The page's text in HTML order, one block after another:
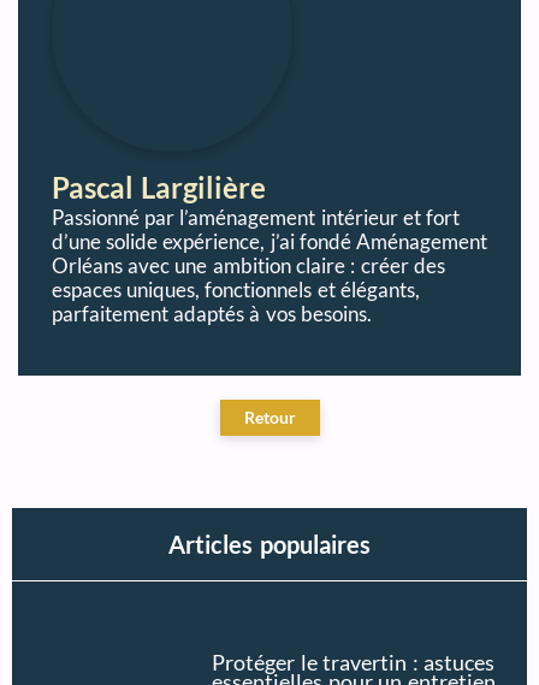
Pascal Largilière
Passionné par l’aménagement intérieur et fort
d’une solide expérience, j’ai fondé Aménagement
Orléans avec une ambition claire : créer des
espaces uniques, fonctionnels et élégants,
parfaitement adaptés à vos besoins.
Articles populaires
Protéger le travertin : astuces